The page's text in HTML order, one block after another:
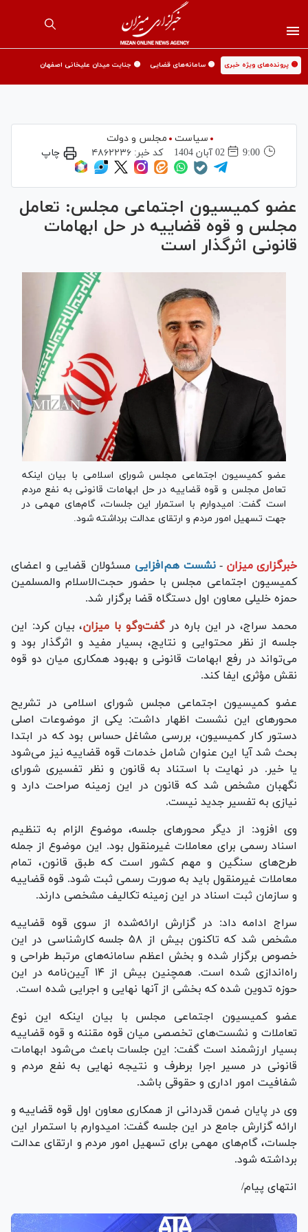
🟡 پرونده‌های ویژه خبری 🟡 سامانه‌های قضایی 🟡 جنایت میدان علیخانی اصفهان
سیاست
مجلس و دولت
9:00
02 آبان 1404 کد خبر: ۴۸۶۲۲۳۶ چاپ
عضو کمیسیون اجتماعی مجلس: تعامل
مجلس و قوه قضاییه در حل ابهامات
قانونی اثرگذار است
عضو کمیسیون اجتماعی مجلس شورای اسلامی با بیان اینکه
تعامل مجلس و قوه قضاییه در حل ابهامات قانونی به نفع مردم
است گفت: امیدوارم با استمرار این جلسات، گام‌های مهمی در
جهت تسهیل امور مردم و ارتقای عدالت برداشته شود.
خبرگزاری میزان - نشست هم‌افزایی مسئولان قضایی و اعضای
کمیسیون اجتماعی مجلس با حضور حجت‌الاسلام والمسلمین
حمزه خلیلی معاون اول دستگاه قضا برگزار شد.
محمد سراج، در این باره درگفت‌وگو با میزان، بیان کرد: این
جلسه از نظر محتوایی و نتایج، بسیار مفید و اثرگذار بود و
می‌تواند در رفع ابهامات قانونی و بهبود همکاری میان دو قوه
نقش مؤثری ایفا کند.
عضو کمیسیون اجتماعی مجلس شورای اسلامی در تشریح
محور‌های این نشست اظهار داشت: یکی از موضوعات اصلی
دستور کار کمیسیون، بررسی مشاغل حساس بود که در ابتدا
بحث شد آیا این عنوان شامل خدمات قوه قضاییه نیز می‌شود
یا خیر. در نهایت با استناد به قانون و نظر تفسیری شورای
نگهبان مشخص شد که قانون در این زمینه صراحت دارد و
نیازی به تفسیر جدید نیست.
وی افزود: از دیگر محور‌های جلسه، موضوع الزام به تنظیم
اسناد رسمی برای معاملات غیرمنقول بود. این موضوع از جمله
طرح‌های سنگین و مهم کشور است که طبق قانون، تمام
معاملات غیرمنقول باید به صورت رسمی ثبت شود. قوه قضاییه
و سازمان ثبت اسناد در این زمینه تکالیف مشخصی دارند.
سراج ادامه داد: در گزارش ارائه‌شده از سوی قوه قضاییه
مشخص شد که تاکنون بیش از ۵۸ جلسه کارشناسی در این
خصوص برگزار شده و بخش اعظم سامانه‌های مرتبط طراحی و
راه‌اندازی شده است. همچنین بیش از ۱۴ آیین‌نامه در این
حوزه تدوین شده که بخشی از آنها نهایی و اجرایی شده است.
عضو کمیسیون اجتماعی مجلس با بیان اینکه این نوع
تعاملات و نشست‌های تخصصی میان قوه مقننه و قوه قضاییه
بسیار ارزشمند است گفت: این جلسات باعث می‌شود ابهامات
قانونی در مسیر اجرا برطرف و نتیجه نهایی به نفع مردم و
شفافیت امور اداری و حقوقی باشد.
وی در پایان ضمن قدردانی از همکاری معاون اول قوه قضاییه و
ارائه گزارش جامع در این جلسه گفت: امیدوارم با استمرار این
جلسات، گام‌های مهمی برای تسهیل امور مردم و ارتقای عدالت
برداشته شود.
انتهای پیام/